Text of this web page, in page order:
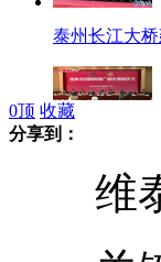
泰州长江大
0顶 收藏
分享到：
维泰